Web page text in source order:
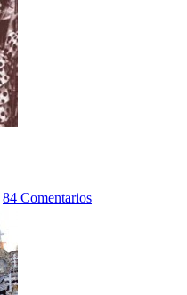
84 Comentarios